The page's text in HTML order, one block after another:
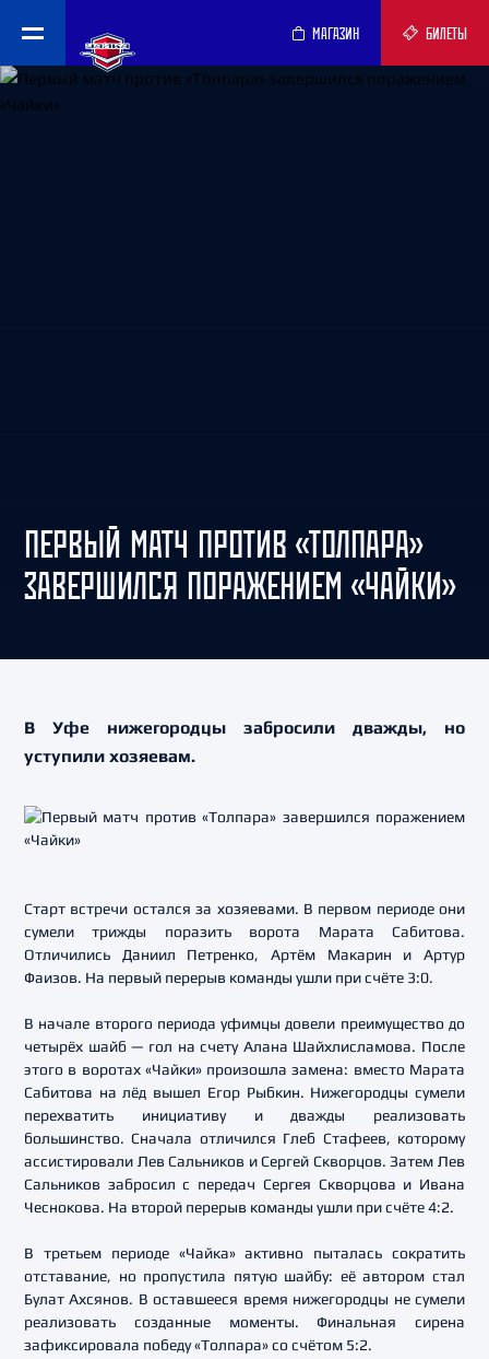
МАГАЗИН БИЛЕТЫ
ПЕРВЫЙ МАТЧ ПРОТИВ «ТОЛПАРА»
ЗАВЕРШИЛСЯ ПОРАЖЕНИЕМ «ЧАЙКИ»
В Уфе нижегородцы забросили дважды, но
уступили хозяевам.
Старт встречи остался за хозяевами. В первом периоде они
сумели трижды поразить ворота Марата Сабитова.
Отличились Даниил Петренко, Артём Макарин и Артур
Фаизов. На первый перерыв команды ушли при счёте 3:0.
В начале второго периода уфимцы довели преимущество до
четырёх шайб — гол на счету Алана Шайхлисламова. После
этого в воротах «Чайки» произошла замена: вместо Марата
Сабитова на лёд вышел Егор Рыбкин. Нижегородцы сумели
перехватить инициативу и дважды реализовать
большинство. Сначала отличился Глеб Стафеев, которому
ассистировали Лев Сальников и Сергей Скворцов. Затем Лев
Сальников забросил с передач Сергея Скворцова и Ивана
Чеснокова. На второй перерыв команды ушли при счёте 4:2.
В третьем периоде «Чайка» активно пыталась сократить
отставание, но пропустила пятую шайбу: её автором стал
Булат Ахсянов. В оставшееся время нижегородцы не сумели
реализовать созданные моменты. Финальная сирена
зафиксировала победу «Толпара» со счётом 5:2.